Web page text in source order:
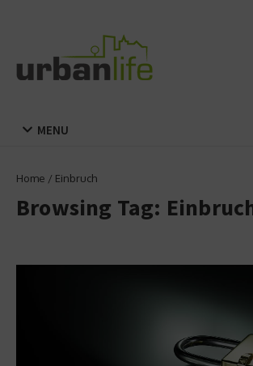
MENU
Home / Einbruch
Browsing Tag: